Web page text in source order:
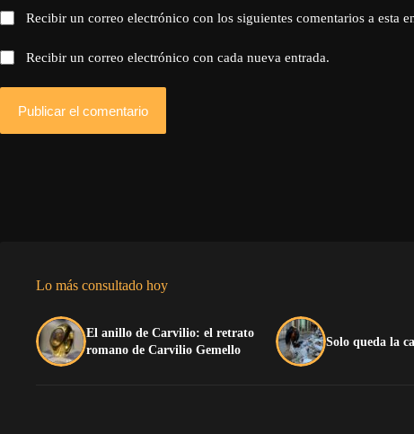
Recibir un correo electrónico con los siguientes comentarios a esta
Recibir un correo electrónico con cada nueva entrada.
Publicar el comentario
Lo más consultado hoy
El anillo de Carvilio: el retrato
romano de Carvilio Gemello
Solo queda la